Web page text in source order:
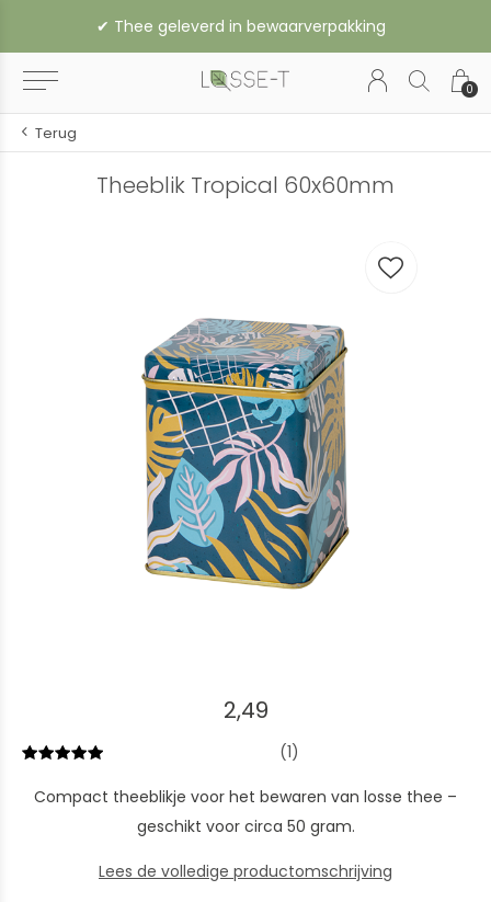
0
✔︎ Thee geleverd in bewaarverpakking
Terug
Theeblik Tropical 60x60mm
2,49
(1)
Compact theeblikje voor het bewaren van losse thee –
geschikt voor circa 50 gram.
Lees de volledige productomschrijving